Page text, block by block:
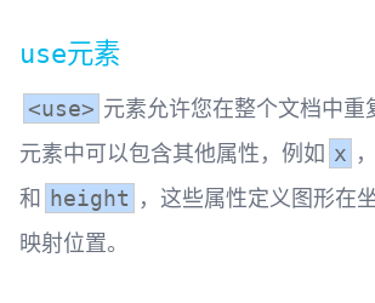
use元素
<use> 元素允许您在整个文档中重
元素中可以包含其他属性，例如 x ，
和 height ，这些属性定义图形在
映射位置。